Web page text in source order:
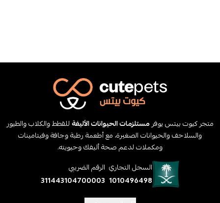
متجر كيوت بيتس يوفر مستلزمات الحيوانات الأليفةللقطط والكلاب والطيور
والسلاحف والحيوانات الصغيرة، مع أطعمة رطبة وجافة وفيتامينات
ومكملات لدعم صحة أليفك وحيويته.
السجل التجاري
1010496498
الرقم الضريبي
311443104700003